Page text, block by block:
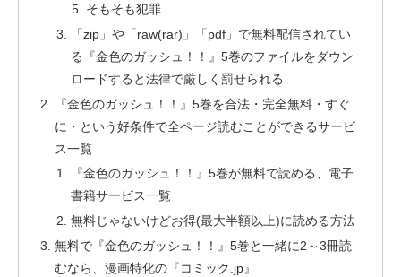
そもそも犯罪
「zip」や「raw(rar)」「pdf」で無料配信されてい
る『金色のガッシュ！！』5巻のファイルをダウン
ロードすると法律で厳しく罰せられる
『金色のガッシュ！！』5巻を合法・完全無料・すぐ
に・という好条件で全ページ読むことができるサービ
ス一覧
『金色のガッシュ！！』5巻が無料で読める、電子
書籍サービス一覧
無料じゃないけどお得(最大半額以上)に読める方法
無料で『金色のガッシュ！！』5巻と一緒に2～3冊読
むなら、漫画特化の『コミック.jp』